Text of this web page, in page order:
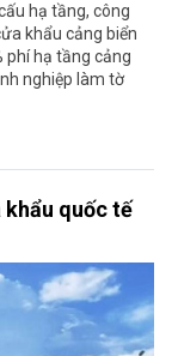
hạ tầng, công
khẩu cảng biển
phí hạ tầng cảng
nghiệp làm tờ
khẩu quốc tế